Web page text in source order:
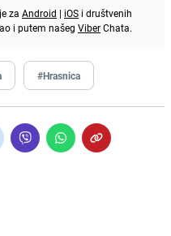
za Android | iOS i društvenih
i putem našeg ViberChata.
#Hrasnica